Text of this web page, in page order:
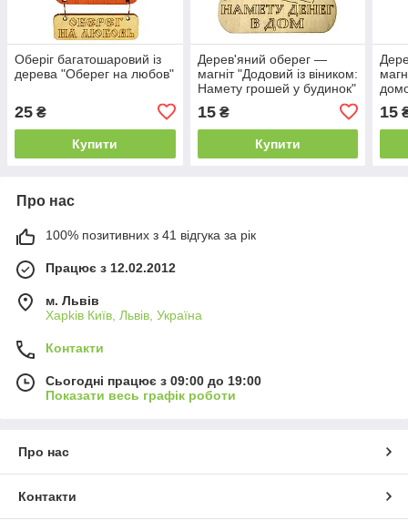
Оберіг багатошаровий із
дерева "Оберег на любов"
25 ₴
Купити
Дерев'яний оберег —
магніт "Додовий із віником:
Намету грошей у будинок"
15₴
Купити
15
Про нас
100% позитивних з 41 відгука за рік
Працює з 12.02.2012
м. Львів
Харkiв Київ, Львів, Україна
Контакти
Сьогодні працює з 09:00 до 19:00
Показати весь графік роботи
Про нас
Контакти